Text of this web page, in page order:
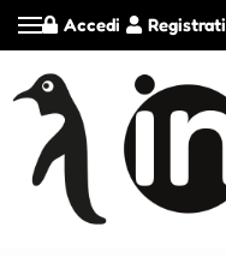
Registrati
Accedi